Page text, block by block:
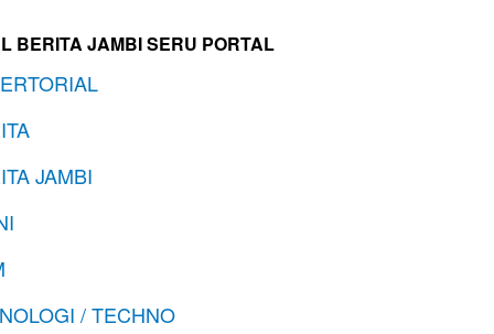
BERITA JAMBI SERU PORTAL
JAMBI
/ TECHNO